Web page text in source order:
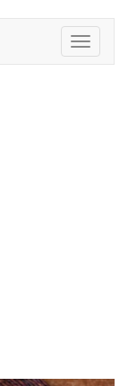
Toggle